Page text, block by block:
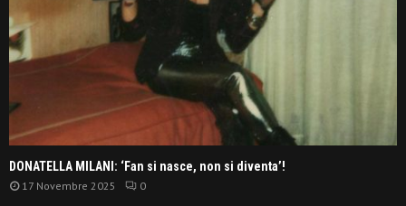
DONATELLA MILANI: ‘Fan si nasce, non si diventa’!
17 Novembre 2025 0